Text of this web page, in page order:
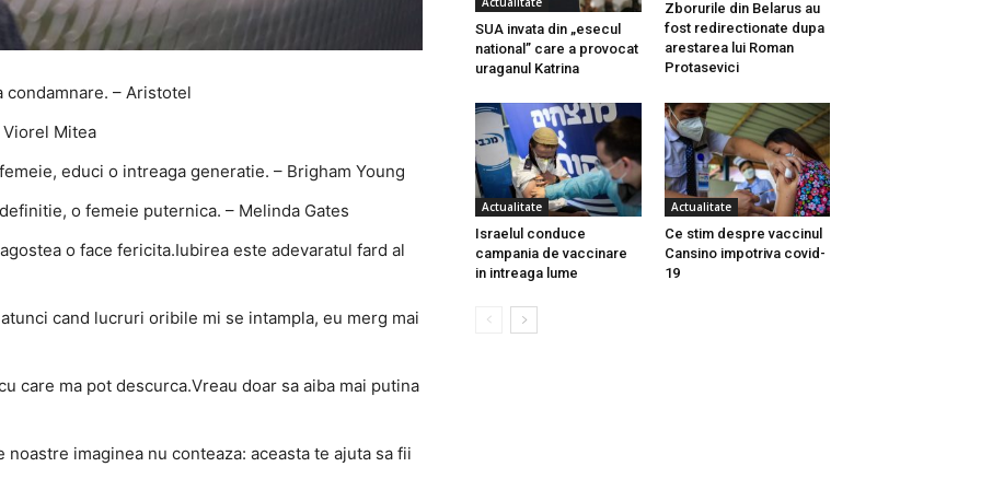
– Aristotel
Mitea
educi o intreaga generatie. – Brigham Young
o femeie puternica. – Melinda Gates
o face fericita.Iubirea este adevaratul fard al
cand lucruri oribile mi se intampla, eu merg mai
care ma pot descurca.Vreau doar sa aiba mai putina
imaginea nu conteaza: aceasta te ajuta sa fii
SUA invata din „esecul
national” care a provocat
uraganul Katrina
Zborurile din Belarus au
fost redirectionate dupa
arestarea lui Roman
Protasevici
Actualitate
Israelul conduce
campania de vaccinare
in intreaga lume
Actualitate
Ce stim despre vaccinul
Cansino impotriva covid-
19